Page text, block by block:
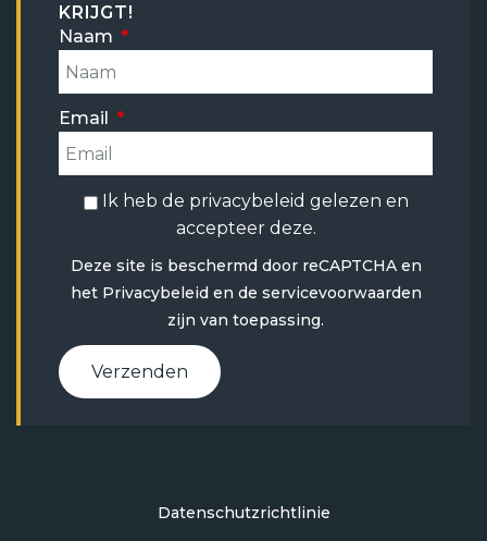
KRIJGT!
Naam
Email
Ik heb de privacybeleid gelezen en
accepteer deze.
Deze site is beschermd door reCAPTCHA en
het Privacybeleiden de servicevoorwaarden
zijn van toepassing.
Verzenden
Datenschutzrichtlinie